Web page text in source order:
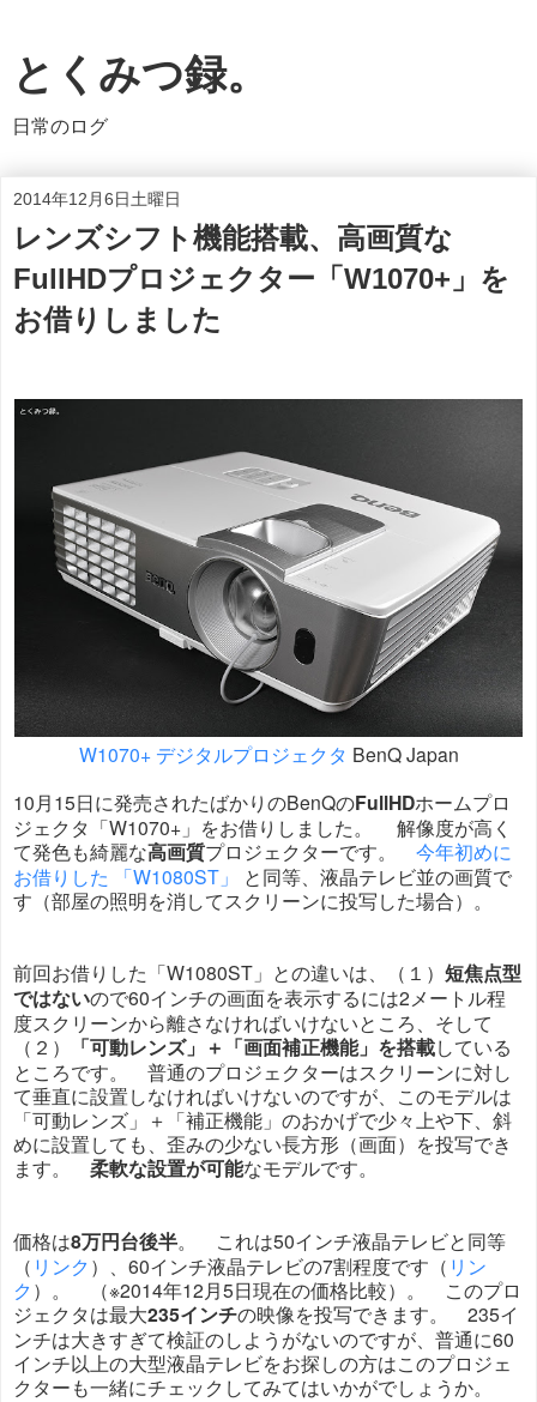
とくみつ録。
日常のログ
2014年12月6日土曜日
レンズシフト機能搭載、高画質な
FullHDプロジェクター「W1070+」を
お借りしました
W1070+ デジタルプロジェクタ BenQ Japan
10月15日に発売されたばかりのBenQのFullHDホームプロ
ジェクタ「W1070+」をお借りしました。 解像度が高く
て発色も綺麗な高画質プロジェクターです。 今年初めに
お借りした 「W1080ST」
と同等、液晶テレビ並の画質で
す（部屋の照明を消してスクリーンに投写した場合）。
前回お借りした「W1080ST」との違いは、（１） 短焦点型
ではないので60インチの画面を表示するには2メートル程
度スクリーンから離さなければいけないところ、そして
（２）
「可動レンズ」＋「画面補正機能」を搭載している
ところです。 普通のプロジェクターはスクリーンに対し
て垂直に設置しなければいけないのですが、このモデルは
「可動レンズ」＋「補正機能」のおかげで少々上や下、斜
めに設置しても、歪みの少ない長方形（画面）を投写でき
ます。 柔軟な設置が可能なモデルです。
価格は8万円台後半。 これは50インチ液晶テレビと同等
（ リンク ）、60インチ液晶テレビの7割程度です（ リン
ク ）。 （※2014年12月5日現在の価格比較）。 このプロ
ジェクタは最大235インチの映像を投写できます。 235イ
ンチは大きすぎて検証のしようがないのですが、普通に60
インチ以上の大型液晶テレビをお探しの方はこのプロジェ
クターも一緒にチェックしてみてはいかがでしょうか。